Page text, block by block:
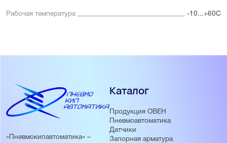
Рабочая температура -10...+60С
«Пневмокипавтоматика» –
Каталог
Продукция ОВЕН
Пневмоавтоматика
Датчики
Запорная арматура